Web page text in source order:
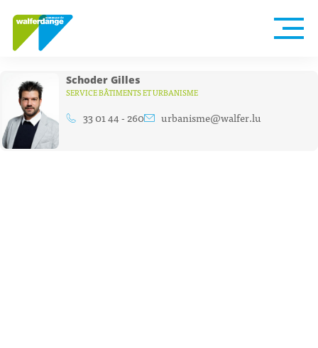
Schoder Gilles
SERVICE BÂTIMENTS ET URBANISME
33 01 44 - 260 urbanisme@walfer.lu